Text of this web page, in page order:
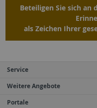
Beteiligen Sie sich an
als Zeichen Ihrer
Service
Weitere Angebote
Portale